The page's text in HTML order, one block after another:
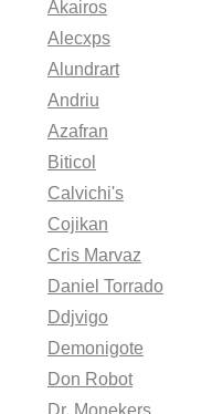
Akairos
Alecxps
Alundrart
Andriu
Azafran
Biticol
Calvichi's
Cojikan
Cris Marvaz
Daniel Torrado
Ddjvigo
Demonigote
Don Robot
Dr. Monekers